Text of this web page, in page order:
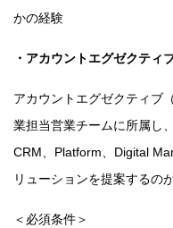
かの経験
・アカウントエグゼクティ
アカウントエグゼクティブ
業担当営業チームに所属し
CRM、Platform、Digital
リューションを提案するの
＜必須条件＞